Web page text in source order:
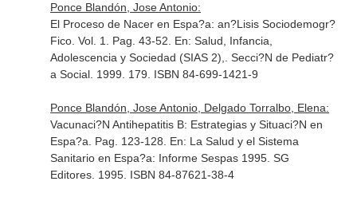
Ponce Blandón, Jose Antonio:
El Proceso de Nacer en Espa?a: an?Lisis Sociodemogr?
Fico. Vol. 1. Pag. 43-52. En: Salud, Infancia,
Adolescencia y Sociedad (SIAS 2),
. Secci?N de Pediatr?
a Social. 1999. 179. ISBN 84-699-1421-9
Ponce Blandón, Jose Antonio, Delgado Torralbo, Elena:
Vacunaci?N Antihepatitis B: Estrategias y Situaci?N en
Espa?a. Pag. 123-128. En: La Salud y el Sistema
Sanitario en Espa?a: Informe Sespas 1995. SG
Editores. 1995. ISBN 84-87621-38-4